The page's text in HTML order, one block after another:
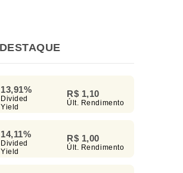
13,91%
Divided
Yield
R$ 1,10
Últ. Rendimento
14,11%
Divided
Yield
R$ 1,00
Últ. Rendimento